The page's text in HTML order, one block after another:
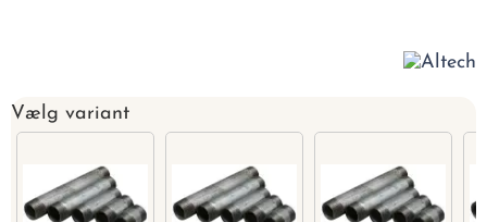
Vælg variant